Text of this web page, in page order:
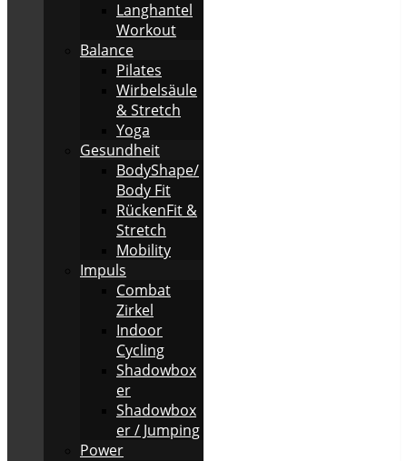
Langhantel
Workout
Balance
Pilates
Wirbelsäule
& Stretch
Yoga
Gesundheit
BodyShape/
Body Fit
RückenFit &
Stretch
Mobility
Impuls
Combat
Zirkel
Indoor
Cycling
Shadowbox
er
Shadowbox
er / Jumping
Power